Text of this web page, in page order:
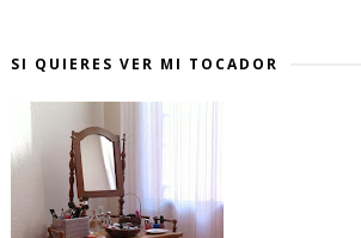
SI QUIERES VER MI TOCADOR